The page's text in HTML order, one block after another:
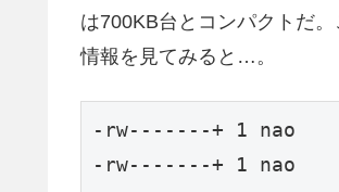
は700KB台とコンパクトだ
情報を見てみると…。
-rw-------+ 1 nao
-rw-------+ 1